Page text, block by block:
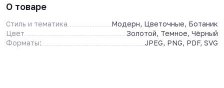
О товаре
Стиль и тематика
Модерн, Цветочные, Ботаник
Цвет
Золотой, Темное, Чёрный
Форматы:
JPEG, PNG, PDF, SVG